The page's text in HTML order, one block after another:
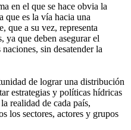
en el que se hace obvia la
que es la vía hacia una
que a su vez, representa
ya que deben asegurar el
sin desatender la
de lograr una distribución
estrategias y políticas hídricas
realidad de cada país,
los sectores, actores y grupos